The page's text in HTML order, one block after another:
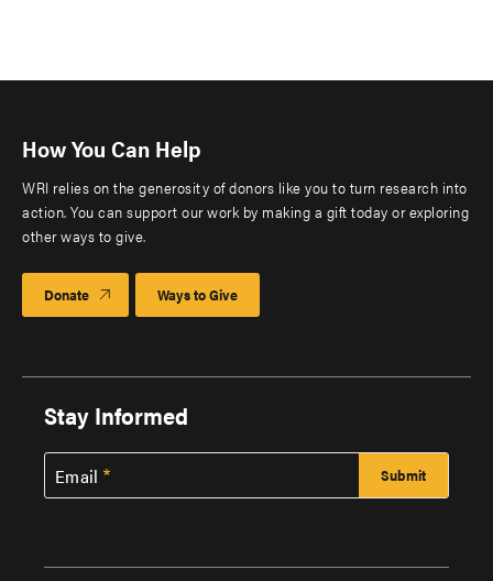
How You Can Help
WRI relies on the generosity of donors like you to turn research into
action. You can support our work by making a gift today or exploring
other ways to give.
Donate Ways to Give
Stay Informed
Email